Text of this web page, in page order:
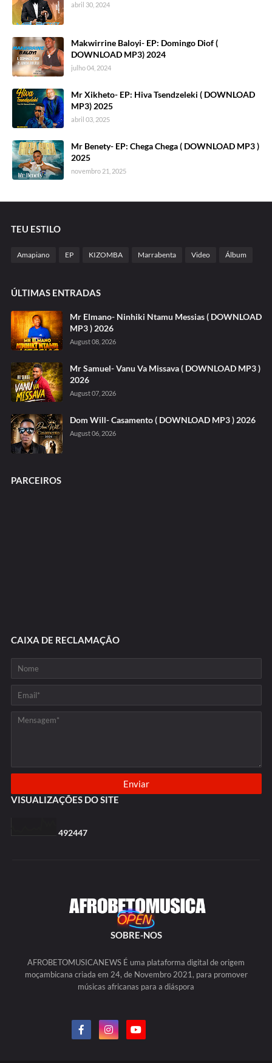
abril 30, 2024
Makwirrine Baloyi- EP: Domingo Diof (
DOWNLOAD MP3) 2024
julho 04, 2024
Mr Xikheto- EP: Hiva Tsendzeleki ( DOWNLOAD
MP3) 2025
abril 03, 2025
Mr Benety- EP: Chega Chega ( DOWNLOAD MP3 )
2025
novembro 21, 2025
TEU ESTILO
Amapiano EP KIZOMBA Marrabenta Video Álbum
ÚLTIMAS ENTRADAS
Mr Elmano- Ninhiki Ntamu Messias ( DOWNLOAD
MP3 ) 2026
August 08, 2026
Mr Samuel- Vanu Va Missava ( DOWNLOAD MP3 )
2026
August 07, 2026
Dom Will- Casamento ( DOWNLOAD MP3 ) 2026
August 06, 2026
PARCEIROS
CAIXA DE RECLAMAÇÃO
VISUALIZAÇÕES DO SITE
492447
SOBRE-NOS
AFROBETOMUSICANEWS É uma plataforma digital de origem
moçambicana criada em 24, de Novembro 2021, para promover
músicas africanas para a diáspora